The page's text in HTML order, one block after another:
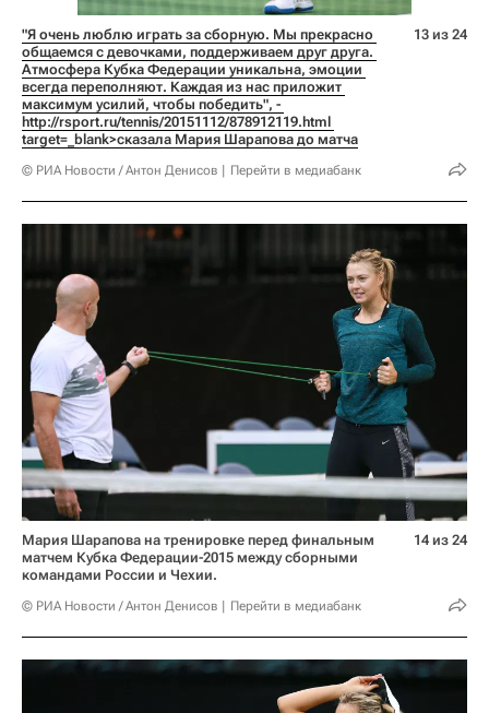
"Я очень люблю играть за сборную. Мы прекрасно
общаемся с девочками, поддерживаем друг друга.
Атмосфера Кубка Федерации уникальна, эмоции
всегда переполняют. Каждая из нас приложит
http://rsport.ru/tennis/20151112/878912119.html
target=_blank>сказала Мария Шарапова до матча
© РИА Новости / Антон Денисов Перейти в медиабанк
13 из 24
Мария Шарапова на тренировке перед финальным
матчем Кубка Федерации-2015 между сборными
командами России и Чехии.
© РИА Новости / Антон Денисов Перейти в медиабанк
14 из 24